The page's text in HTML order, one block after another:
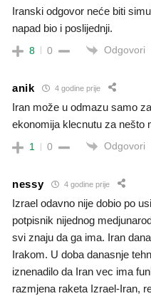
Iranski odgovor neće biti
napad bio i poslijednji.
8 0 Odgovori
anik 4 godine prije
Iran može u odmazu samo
ekonomija klecnutu za nešto
1 0 Odgovori
nessy 4 godine prije
Izrael odavno nije dobio po
potpisnik nijednog
svi znaju da ga ima. Iran
Irakom. U doba danasnje
iznenadilo da Iran vec ima
razmjena raketa Izrael-Iran,